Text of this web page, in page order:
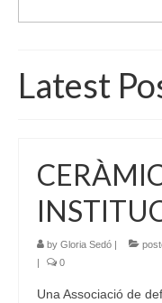
Latest
by Gloria Sedó
0
Una Associació de